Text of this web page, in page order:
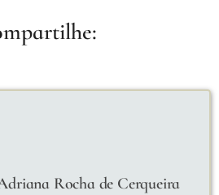
Rocha de Cerqueira